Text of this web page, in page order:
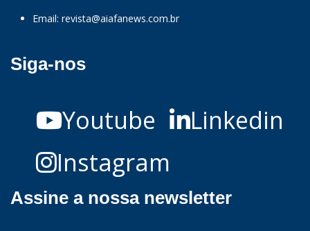
Email: revista@aiafanews.com.br
Siga-nos
Youtube
Linkedin
Instagram
Assine a nossa newsletter